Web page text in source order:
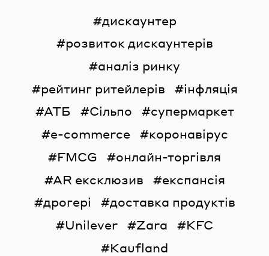
дискаунтер
розвиток дискаунтерів
аналіз ринку
рейтинг ритейлерів
інфляція
АТБ
Сільпо
супермаркет
e-commerce
коронавірус
FMCG
онлайн-торгівля
AR ексклюзив
експансія
дрогері
доставка продуктів
Unilever
Zara
KFC
Kaufland